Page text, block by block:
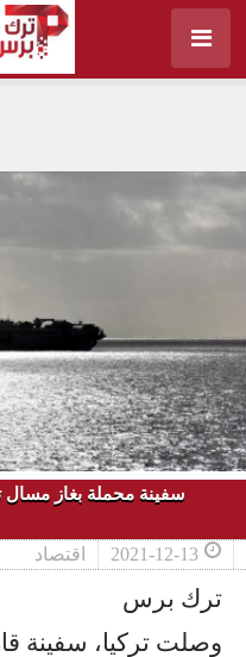
سفينة محملة بغاز مسال
2021-12-13 اقتصاد
ترك برس
وصلت تركيا، سفينة